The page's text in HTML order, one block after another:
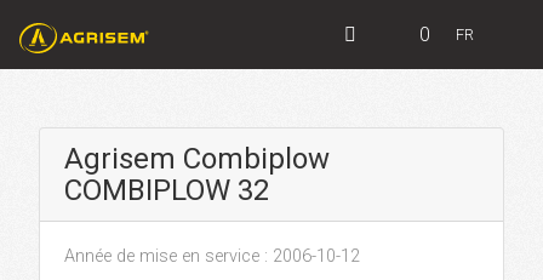
0 FR
Agrisem Combiplow
COMBIPLOW 32
Année de mise en service : 2006-10-12